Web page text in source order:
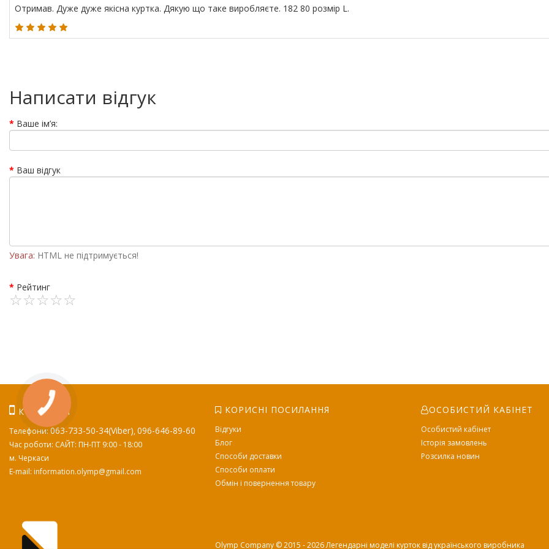
Отримав. Дуже дуже якісна куртка. Дякую що таке виробляєте. 182 80 розмір L.
Написати відгук
Ваше ім’я:
Ваш відгук
Увага: HTML не підтримується!
Рейтинг
КОНТАКТИ
Телефони: 063-733-50-34(Viber),096-646-89-60
Час роботи: САЙТ: ПН-ПТ 9:00 - 18:00
м. Черкаси
E-mail: information.olymp@gmail.com
КОРИСНІ ПОСИЛАННЯ
Відгуки
Блог
Способи доставки
Способи оплати
Обмін і повернення товару
ОСОБИСТИЙ КАБІНЕТ
Особистий кабінет
Історія замовлень
Розсилка новин
Olymp Company © 2015 - 2026 Легендарні моделі курток від українського виробника